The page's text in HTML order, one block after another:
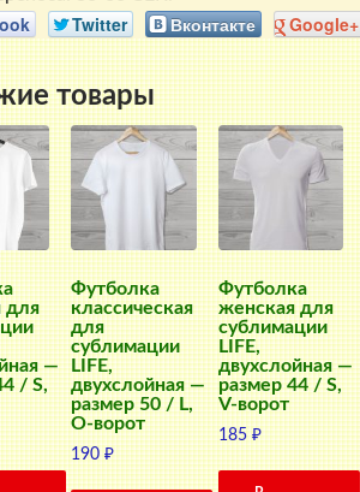
Twitter Вконтакте Google+
товары
для
—
/ S,
Футболка
классическая
для
сублимации
LIFE,
двухслойная —
размер 50 / L,
О-ворот
190₽
Футболка
женская для
сублимации
LIFE,
двухслойная —
размер 44 / S,
V-ворот
185₽